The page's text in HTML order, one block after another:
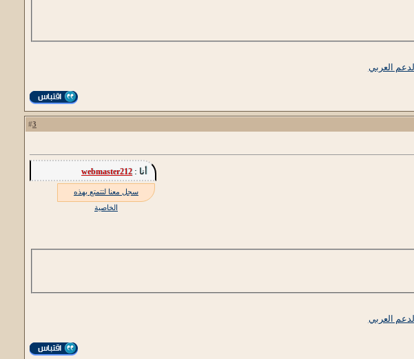
3
أنا :webmaster212
سجل معنا لتتمتع بهذه
الخاصية